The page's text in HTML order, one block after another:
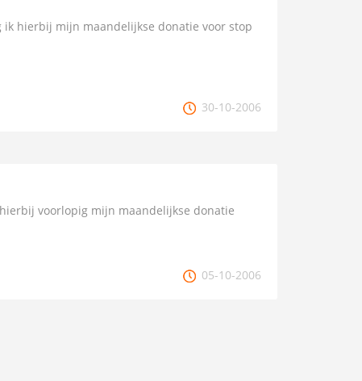
hierbij mijn maandelijkse donatie voor stop
30-10-2006
voorlopig mijn maandelijkse donatie
05-10-2006